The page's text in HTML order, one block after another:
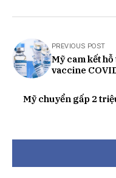
PREVIOUS POST
Mỹ cam kết
vaccine
Mỹ chuyển gấp 2